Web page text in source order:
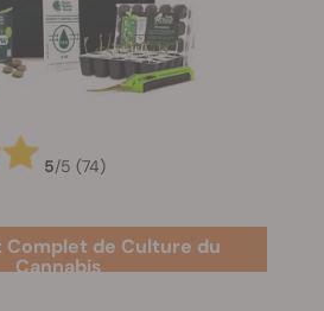
5/5 (74)
de Culture du
Cannabis